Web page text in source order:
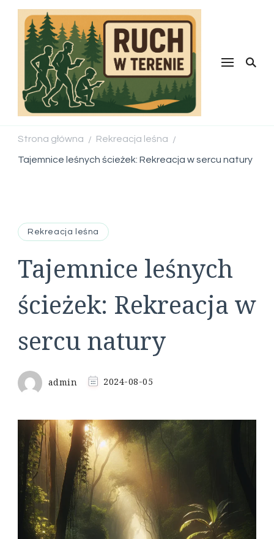
Ruch w
Strona główna / Rekreacja leśna /
Tajemnice leśnych ścieżek: Rekreacja w sercu natury
Rekreacja leśna
Tajemnice leśnych
ścieżek: Rekreacja w
sercu natury
admin 2024-08-05